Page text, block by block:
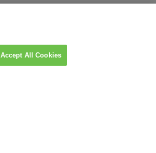
Accept All Cookies